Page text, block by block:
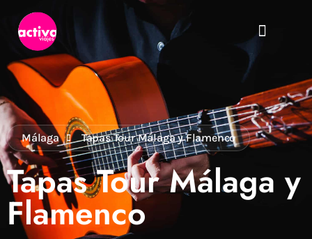
Málaga Tapas Tour Málaga y Flamenco
Tapas Tour Málaga y
Flamenco